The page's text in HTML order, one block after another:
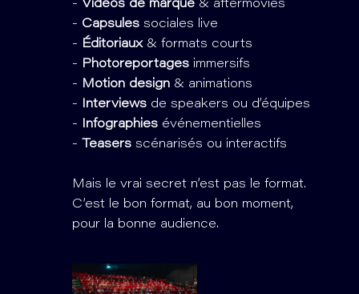
- Vidéos de marque& aftermovies
- Capsulessociales live
- Éditoriaux& formats courts
- Photoreportagesimmersifs
- Motion design& animations
-
Interviewsde speakers ou d’équipes
-
Infographiesévénementielles
-
Teasersscénarisés ou interactifs
Mais le vrai secret n’est pas le format.
C’est le bon format, au bon moment,
pour la bonne audience.